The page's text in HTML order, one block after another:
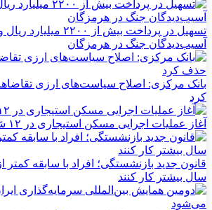
تسهیل در پرداخت بیش از
آسیب‌دیدگان جنگ در هرمزگان
بانک مرکزی: اصلاح سیاست‌های ارزی
کرد
آغاز عملیات اجرایی مسکن استیجاری در ۱۲ شهر جدید
سال بیشتر کار کنند